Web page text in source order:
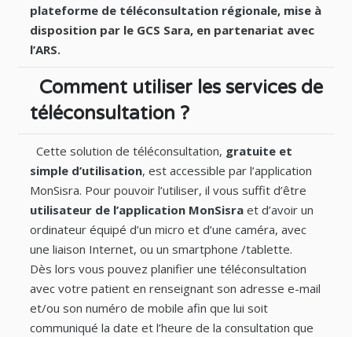
plateforme de téléconsultation régionale, mise à
disposition par le GCS Sara, en partenariat avec
l’ARS.
Comment utiliser les services de
téléconsultation ?
Cette solution de téléconsultation, gratuite et
simple d’utilisation, est accessible par l’application
MonSisra. Pour pouvoir l’utiliser, il vous suffit d’être
utilisateur de l’application MonSisraet d’avoir un
ordinateur équipé d’un micro et d’une caméra, avec
une liaison Internet, ou un smartphone /tablette.
Dès lors vous pouvez planifier une téléconsultation
avec votre patient en renseignant son adresse e-mail
et/ou son numéro de mobile afin que lui soit
communiqué la date et l’heure de la consultation que